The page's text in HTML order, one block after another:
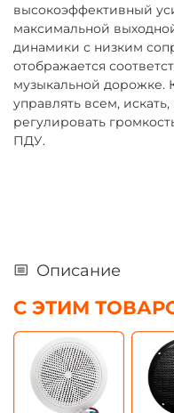
высокоэффективный
максимальной
динамики с низким
отображается
музыкальной дорожке.
управлять всем,
регулировать
ПДУ.
Описание
С ЭТИМ